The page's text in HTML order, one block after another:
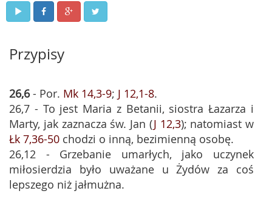
Przypisy
26,6- Por. Mk 14,3-9; J 12,1-8.
26,7 - To jest Maria z Betanii, siostra Łazarza i
Marty, jak zaznacza św. Jan (J 12,3); natomiast w
Łk 7,36-50 chodzi o inną, bezimienną osobę.
26,12 - Grzebanie umarłych, jako uczynek
miłosierdzia było uważane u Żydów za coś
lepszego niż jałmużna.